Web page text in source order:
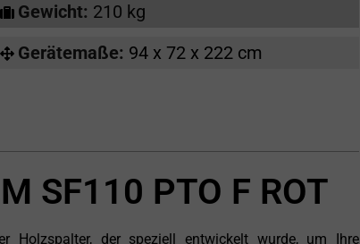
Gewicht: 210 kg
Gerätemaße: 94 x 72 x 222 cm
SF110 PTO F ROT
Holzspalter, der speziell entwickelt wurde, um Ihre